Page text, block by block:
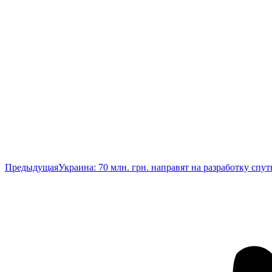
ПредыдущаяПредыдущая
Украина: 70 млн. грн. направят на разработку